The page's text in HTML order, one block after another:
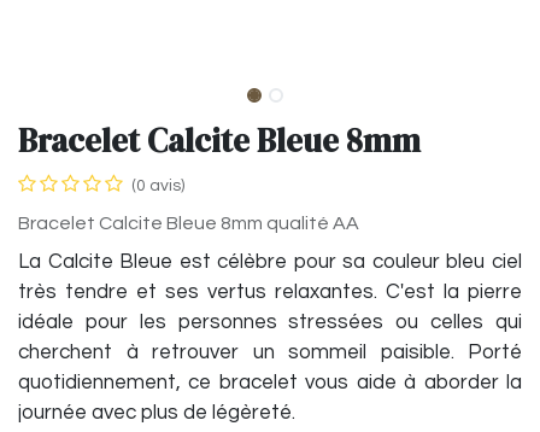
Bracelet Calcite Bleue 8mm
(0 avis)
Bracelet Calcite Bleue 8mm qualité AA
La Calcite Bleue est célèbre pour sa couleur bleu ciel
très tendre et ses vertus relaxantes. C'est la pierre
idéale pour les personnes stressées ou celles qui
cherchent à retrouver un sommeil paisible. Porté
quotidiennement, ce bracelet vous aide à aborder la
journée avec plus de légèreté.